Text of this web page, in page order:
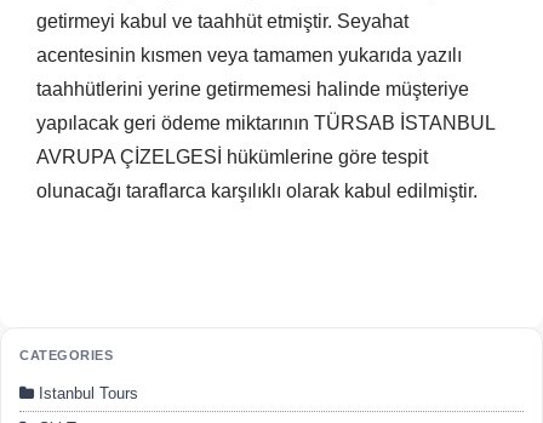
getirmeyi kabul ve taahhüt etmiştir. Seyahat
acentesinin kısmen veya tamamen yukarıda yazılı
taahhütlerini yerine getirmemesi halinde müşteriye
yapılacak geri ödeme miktarının TÜRSAB İSTANBUL
AVRUPA ÇİZELGESİ hükümlerine göre tespit
olunacağı taraflarca karşılıklı olarak kabul edilmiştir.
CATEGORIES
Istanbul Tours